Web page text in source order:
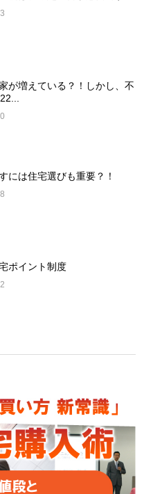
が増えている？！しかし、不
には住宅選びも重要？！
ポイント制度